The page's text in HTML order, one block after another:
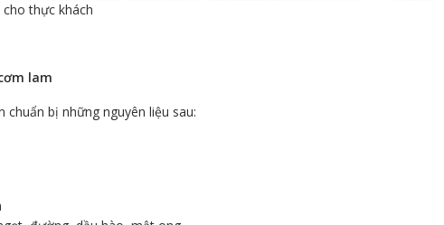
thực khách
lam
bị những nguyên liệu sau: